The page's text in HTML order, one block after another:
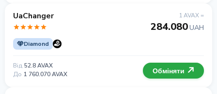
UaChanger
Diamond
1 AVAX =
284.080UAH
Від 52.8 AVAX
До 1 760.070 AVAX Обміняти